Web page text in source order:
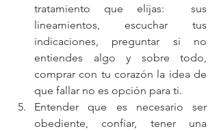
tratamiento que elijas:  sus
lineamientos, escuchar tus
indicaciones, preguntar si no
entiendes algo y sobre todo,
comprar con tu corazón la idea de
que fallar no es opción para ti.
Entender que es necesario ser
obediente, confiar, tener una